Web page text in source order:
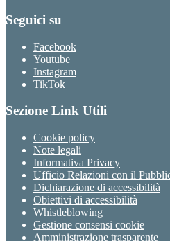
Seguici su
Facebook
Youtube
Instagram
TikTok
Sezione Link Utili
Cookie policy
Note legali
Informativa Privacy
Ufficio Relazioni con il
Dichiarazione di accessibilità
Obiettivi di accessibilità
Whistleblowing
Gestione consensi cookie
Amministrazione trasparente